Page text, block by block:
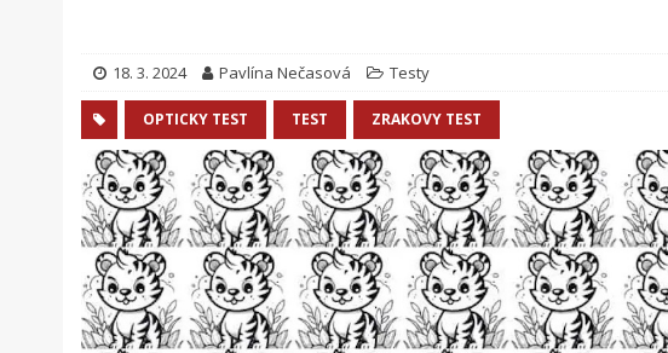
18. 3. 2024 Pavlína Nečasová Testy
OPTICKY TEST TEST ZRAKOVY TEST